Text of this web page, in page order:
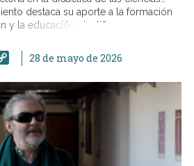
destaca su aporte a la formación
y la educación científica.
Copy28 de mayo de 2026